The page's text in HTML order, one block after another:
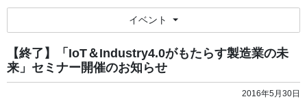
【終了】「IoT＆Industry4.0がもたらす製造業の未
来」セミナー開催のお知らせ
2016年5月30日
イベント